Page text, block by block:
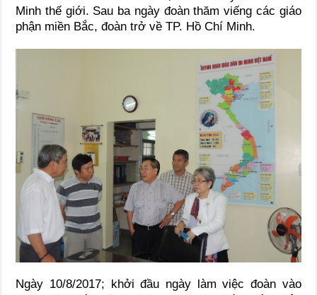
Minh thế giới. Sau ba ngày đoàn thăm viếng các giáo
phận miền Bắc, đoàn trở về TP. Hồ Chí Minh.
Ngày 10/8/2017; khởi đầu ngày làm việc đoàn vào